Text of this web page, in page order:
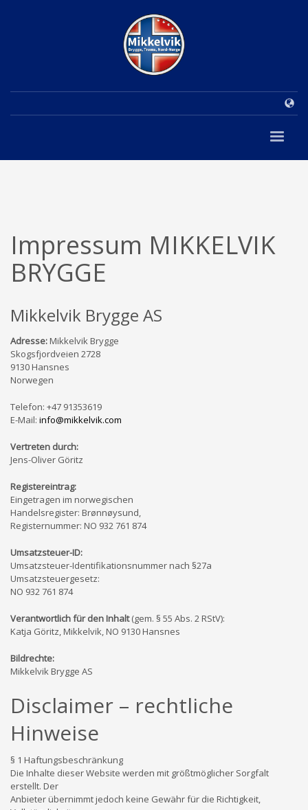
Impressum MIKKELVIK
BRYGGE
Mikkelvik Brygge AS
Adresse:Mikkelvik Brygge
Skogsfjordveien 2728
9130 Hansnes
Norwegen
Telefon: +47 91353619
E-Mail: info@mikkelvik.com
Vertreten durch:
Jens-Oliver Göritz
Registereintrag:
Eingetragen im norwegischen
Handelsregister: Brønnøysund,
Registernummer: NO 932 761 874
Umsatzsteuer-ID:
Umsatzsteuer-Identifikationsnummer nach §27a
Umsatzsteuergesetz:
NO 932 761 874
Verantwortlich für den Inhalt(gem. § 55 Abs. 2 RStV):
Katja Göritz, Mikkelvik, NO 9130 Hansnes
Bildrechte:
Mikkelvik Brygge AS
Disclaimer – rechtliche
Hinweise
§ 1 Haftungsbeschränkung
Die Inhalte dieser Website werden mit größtmöglicher Sorgfalt
erstellt. Der
Anbieter übernimmt jedoch keine Gewähr für die Richtigkeit,